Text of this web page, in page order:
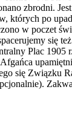
zbrodni.
których po
w poczet
się
Plac 1905
się Związku